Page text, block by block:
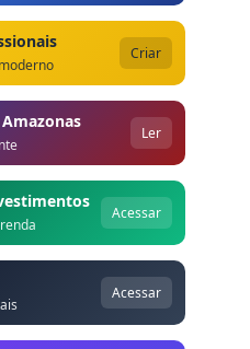
Criar
Ler
Acessar
Acessar